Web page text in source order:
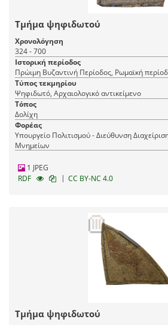
Τμήμα ψηφιδωτού
Χρονολόγηση
324 - 700
Ιστορική περίοδος
Πρώιμη Βυζαντινή Περίοδος, Ρωμαϊκή
Τύπος τεκμηρίου
Ψηφιδωτό, Αρχαιολογικό αντικείμενο
Τόπος
Δολίχη
Φορέας
Υπουργείο Πολιτισμού - Διεύθυνση
Μνημείων
1 JPEG
RDF
| CC BY-NC 4.0
Τμήμα ψηφιδωτού